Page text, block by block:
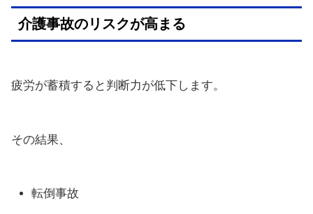
介護事故のリスクが高まる
疲労が蓄積すると判断力が低下します。
その結果、
転倒事故